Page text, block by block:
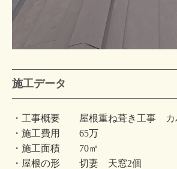
施工データ
・工事概要 屋根重ね葺き工事 カ
・施工費用 65万
・施工面積 70㎡
・屋根の形 切妻 天窓2個